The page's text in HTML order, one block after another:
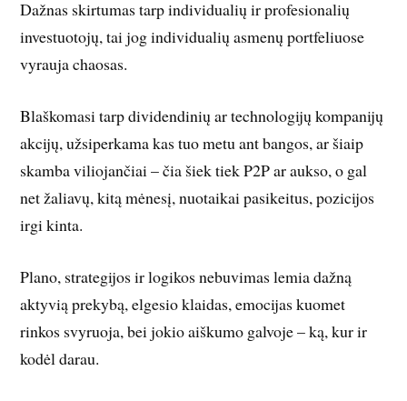
Dažnas skirtumas tarp individualių ir profesionalių
investuotojų, tai jog individualių asmenų portfeliuose
vyrauja chaosas.
Blaškomasi tarp dividendinių ar technologijų kompanijų
akcijų, užsiperkama kas tuo metu ant bangos, ar šiaip
skamba viliojančiai – čia šiek tiek P2P ar aukso, o gal
net žaliavų, kitą mėnesį, nuotaikai pasikeitus, pozicijos
irgi kinta.
Plano, strategijos ir logikos nebuvimas lemia dažną
aktyvią prekybą, elgesio klaidas, emocijas kuomet
rinkos svyruoja, bei jokio aiškumo galvoje – ką, kur ir
kodėl darau.